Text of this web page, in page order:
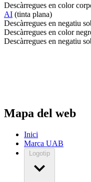
Descàrregues en color
AI (tinta plana)
Descàrregues en negatiu
Descàrregues en color
Descàrregues en negatiu
Mapa del web
Inici
Marca UAB
Logotip